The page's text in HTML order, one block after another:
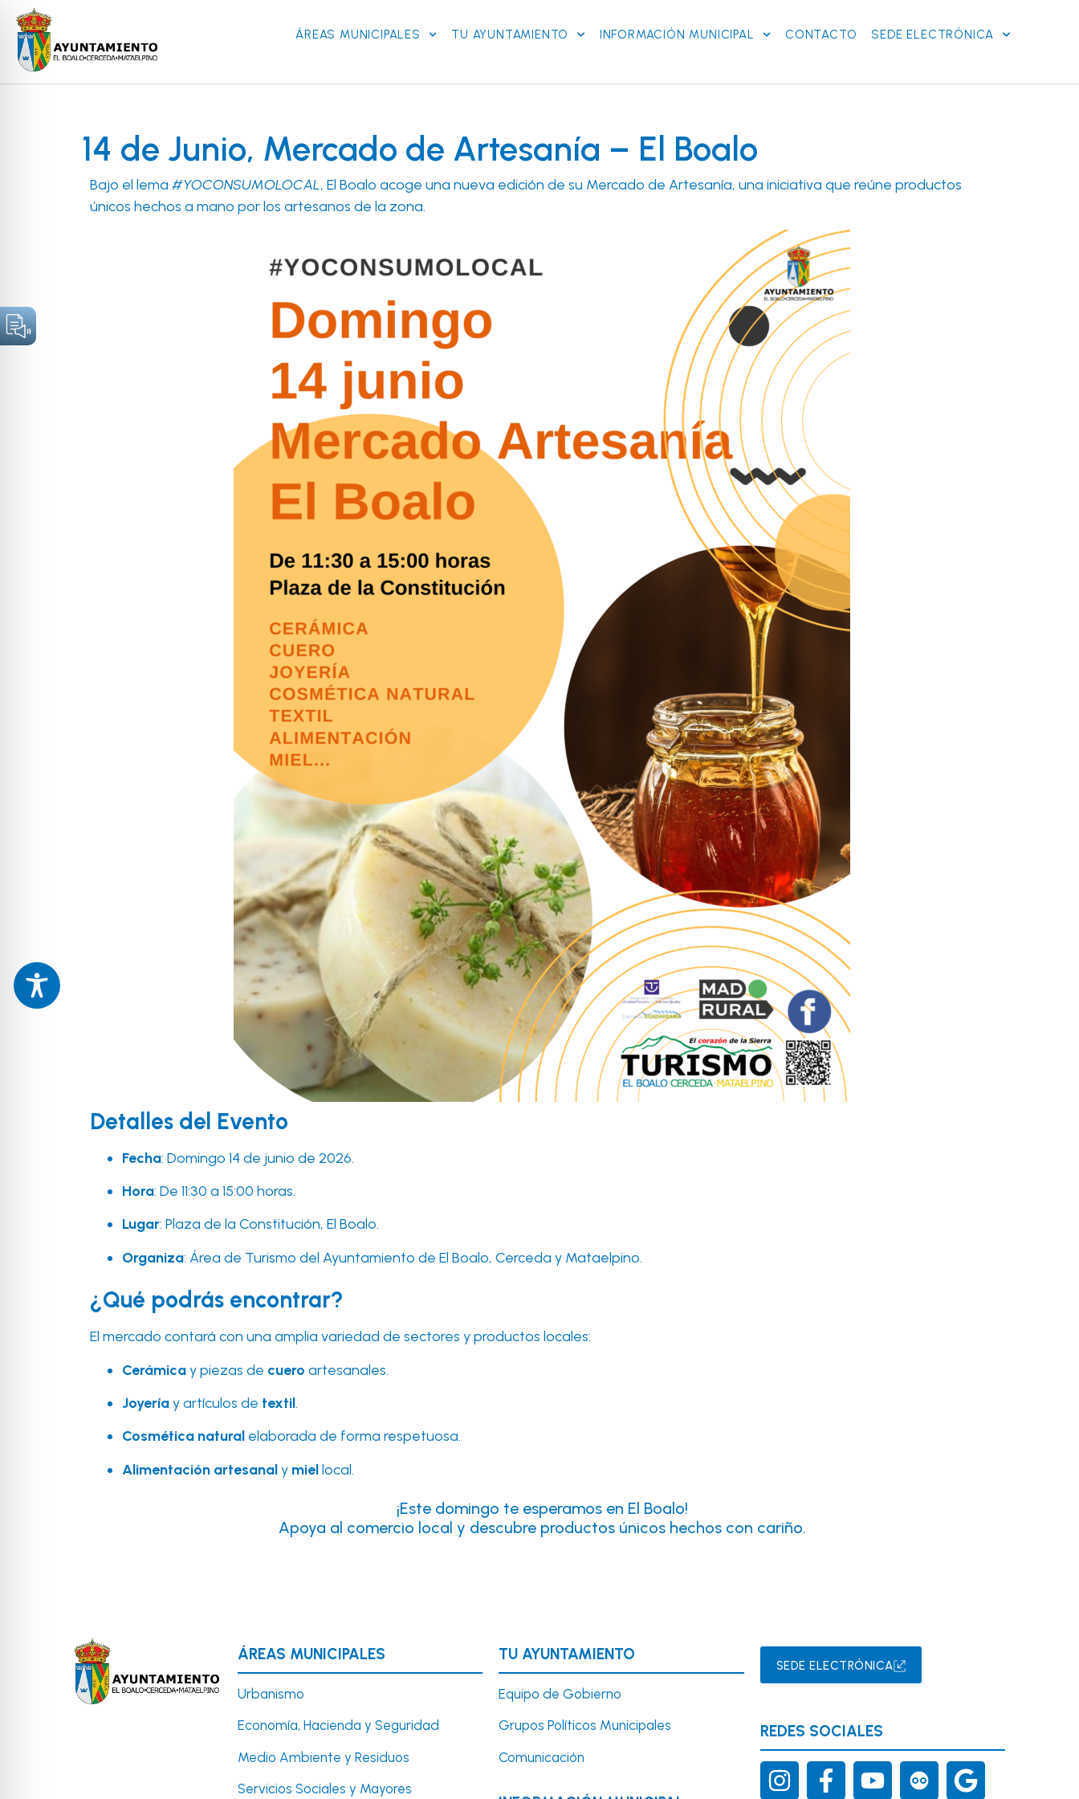
ÁREAS MUNICIPALES TU AYUNTAMIENTO INFORMACIÓN MUNICIPAL CONTACTO SEDE ELECTRÓNICA
14 de Junio, Mercado de Artesanía – El Boalo
Bajo el lema #YOCONSUMOLOCAL, El Boalo acoge una nueva edición de su Mercado de Artesanía, una iniciativa que reúne productos
únicos hechos a mano por los artesanos de la zona.
Detalles del Evento
Fecha: Domingo 14 de junio de 2026.
Hora: De 11:30 a 15:00 horas.
Lugar: Plaza de la Constitución, El Boalo.
Organiza: Área de Turismo del Ayuntamiento de El Boalo, Cerceda y Mataelpino.
¿Qué podrás encontrar?
El mercado contará con una amplia variedad de sectores y productos locales:
Cerámicay piezas de cuero artesanales.
Joyeríay artículos de textil.
Cosmética natural elaborada de forma respetuosa.
Alimentación artesanaly miellocal.
¡Este domingo te esperamos en El Boalo!
Apoya al comercio local y descubre productos únicos hechos con cariño.
ÁREAS MUNICIPALES
Urbanismo
Economía, Hacienda y Seguridad
Medio Ambiente y Residuos
Servicios Sociales y Mayores
TU AYUNTAMIENTO
Equipo de Gobierno
Grupos Políticos Municipales
Comunicación
SEDE ELECTRÓNICA
REDES SOCIALES